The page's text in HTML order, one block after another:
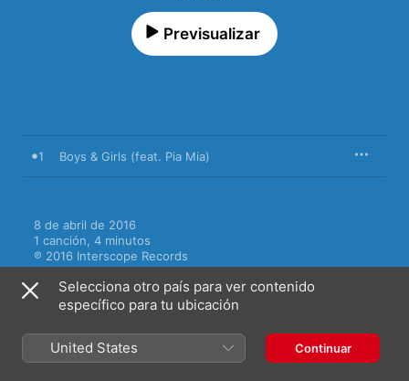
Previsualizar
1 Boys & Girls (feat. Pia Mia)
8 de abril de 2016
1 canción, 4 minutos
℗ 2016 Interscope Records
Videoclips
Selecciona otro país para ver contenido
específico para tu ubicación
United States Continuar